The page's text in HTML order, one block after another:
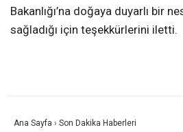
Bakanlığı’na doğaya duyarlı bir
sağladığı için teşekkürlerini iletti.
Ana Sayfa › Son Dakika Haberleri